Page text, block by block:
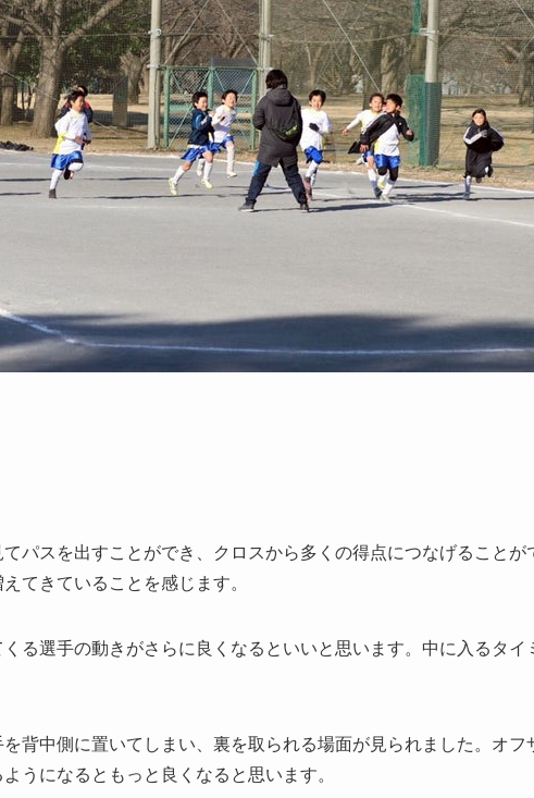
パスを出すことができ、クロスから多くの得点につなげることが
てきていることを感じます。
る選手の動きがさらに良くなるといいと思います。中に入るタイ
背中側に置いてしまい、裏を取られる場面が見られました。オフ
うになるともっと良くなると思います。